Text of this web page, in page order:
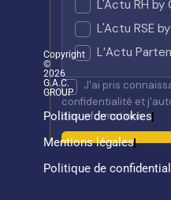
Copyright
©
2026
G.A.C.
GROUP
Politique de cookies
Mentions légales
Politique de